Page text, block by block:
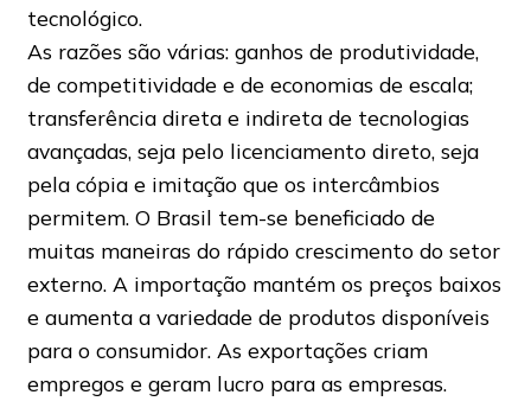
tecnológico.
As razões são várias: ganhos de produtividade,
de competitividade e de economias de escala;
transferência direta e indireta de tecnologias
avançadas, seja pelo licenciamento direto, seja
pela cópia e imitação que os intercâmbios
permitem. O Brasil tem-se beneficiado de
muitas maneiras do rápido crescimento do setor
externo. A importação mantém os preços baixos
e aumenta a variedade de produtos disponíveis
para o consumidor. As exportações criam
empregos e geram lucro para as empresas.